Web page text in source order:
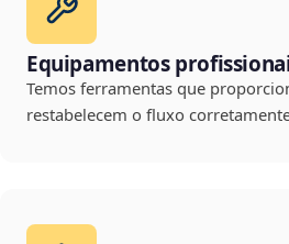
Equipamentos
Temos ferramentas que
restabelecem o fluxo